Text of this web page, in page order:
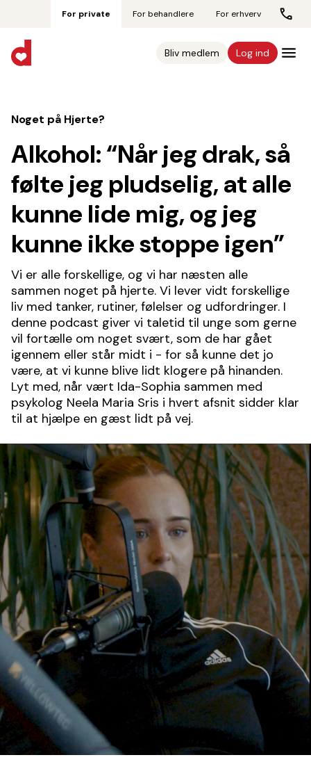
For private For behandlere For erhverv
Bliv medlem Log ind
Noget på Hjerte?
Alkohol: “Når jeg drak, så
følte jeg pludselig, at alle
kunne lide mig, og jeg
kunne ikke stoppe igen”
Vi er alle forskellige, og vi har næsten alle
sammen noget på hjerte. Vi lever vidt forskellige
liv med tanker, rutiner, følelser og udfordringer. I
denne podcast giver vi taletid til unge som gerne
vil fortælle om noget svært, som de har gået
igennem eller står midt i - for så kunne det jo
være, at vi kunne blive lidt klogere på hinanden.
Lyt med, når vært Ida-Sophia sammen med
psykolog Neela Maria Sris i hvert afsnit sidder klar
til at hjælpe en gæst lidt på vej.